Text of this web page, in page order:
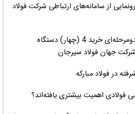
از سامانه‌های ارتباطی شرکت فولاد
آگهی مناقصه عمومی دومرحله‌ای خرید 4 (چهار) دستگاه
جهان فولاد سیرجان
اهمیت بیشتری یافته‌اند؟